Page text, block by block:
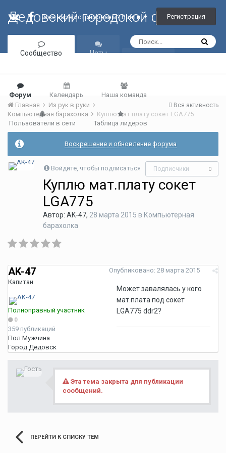
Дедовский городской форум
Уже зарегистрированы? Войти Регистрация
Сообщество
Форум Календарь Наша команда
Пользователи в сети Таблица лидеров
Чаты
Вся активность
Главная
Из рук в руки
Компьютерная барахолка
Куплю мат.плату сокет LGA775
Воскрешение и обновление форума
Войдите, чтобы подписаться Подписчики 0
Куплю мат.плату сокет
LGA775
Автор: AK-47, 28 марта 2015 в Компьютерная
барахолка
AK-47
Капитан
Полноправный участник
0
359 публикаций
Пол:Мужчина
Город:Дедовск
Опубликовано: 28 марта 2015
Может завалялась у кого
мат.плата под сокет
LGA775 ddr2?
Эта тема закрыта для публикации
сообщений.
ПЕРЕЙТИ К СПИСКУ ТЕМ